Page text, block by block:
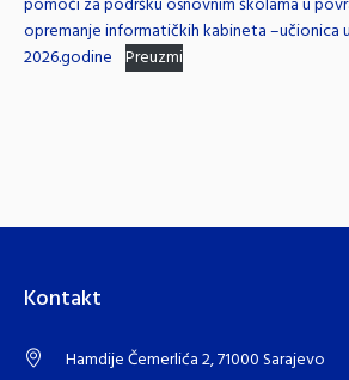
pomoći za podršku osnovnim školama u
opremanje informatičkih kabineta –učionica
2026.godine Preuzmi
Kontakt
Hamdije Čemerlića 2, 71000 Sarajevo